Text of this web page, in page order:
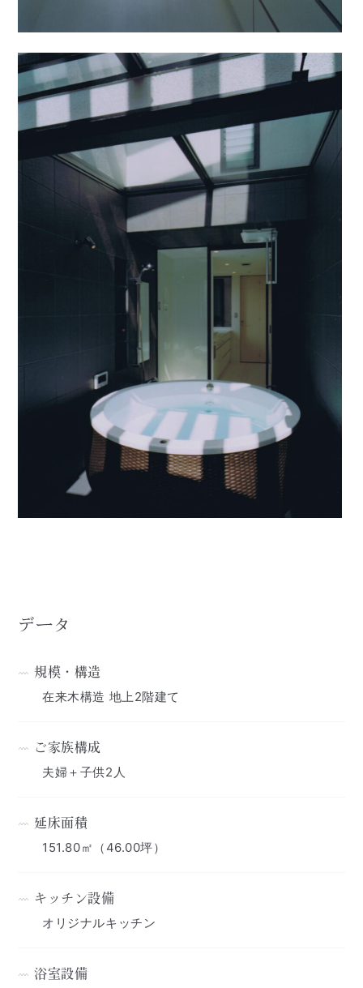
データ
規模・構造
在来木構造 地上2階建て
ご家族構成
夫婦＋子供2人
延床面積
151.80㎡（46.00坪）
キッチン設備
オリジナルキッチン
浴室設備